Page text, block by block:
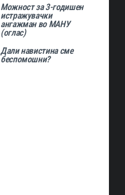
Можност за 3-годишен
истражувачки
ангажман во МАНУ
(оглас)
Дали навистина сме
беспомошни?